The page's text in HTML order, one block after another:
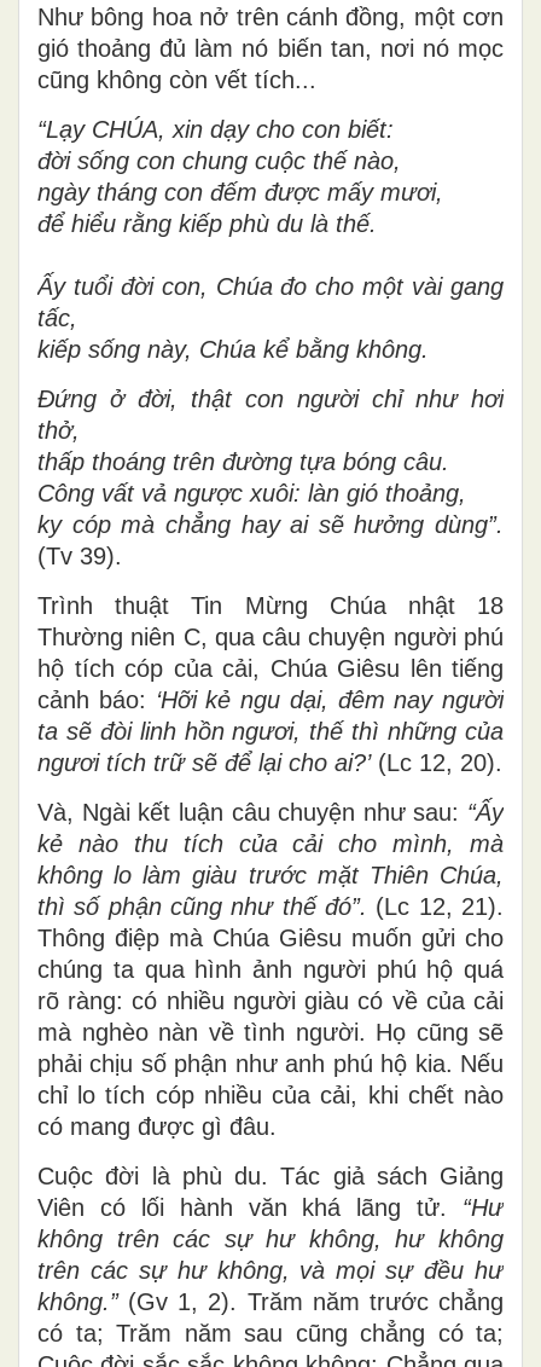
Như bông hoa nở trên cánh đồng, một cơn
gió thoảng đủ làm nó biến tan, nơi nó mọc
cũng không còn vết tích...
“Lạy CHÚA, xin dạy cho con biết:
đời sống con chung cuộc thế nào,
ngày tháng con đếm được mấy mươi,
để hiểu rằng kiếp phù du là thế.
Ấy tuổi đời con, Chúa đo cho một vài gang
tấc,
kiếp sống này, Chúa kể bằng không.
Đứng ở đời, thật con người chỉ như hơi
thở,
thấp thoáng trên đường tựa bóng câu.
Công vất vả ngược xuôi: làn gió thoảng,
ky cóp mà chẳng hay ai sẽ hưởng dùng”.
(Tv 39).
Trình thuật Tin Mừng Chúa nhật 18
Thường niên C, qua câu chuyện người phú
hộ tích cóp của cải, Chúa Giêsu lên tiếng
cảnh báo: ‘Hỡi kẻ ngu dại, đêm nay người
ta sẽ đòi linh hồn ngươi, thế thì những của
ngươi tích trữ sẽ để lại cho ai?’(Lc 12, 20).
Và, Ngài kết luận câu chuyện như sau: “Ấy
kẻ nào thu tích của cải cho mình, mà
không lo làm giàu trước mặt Thiên Chúa,
thì số phận cũng như thế đó”. (Lc 12, 21).
Thông điệp mà Chúa Giêsu muốn gửi cho
chúng ta qua hình ảnh người phú hộ quá
rõ ràng: có nhiều người giàu có về của cải
mà nghèo nàn về tình người. Họ cũng sẽ
phải chịu số phận như anh phú hộ kia. Nếu
chỉ lo tích cóp nhiều của cải, khi chết nào
có mang được gì đâu.
Cuộc đời là phù du. Tác giả sách Giảng
Viên có lối hành văn khá lãng tử. “Hư
không trên các sự hư không, hư không
trên các sự hư không, và mọi sự đều hư
không.” (Gv 1, 2). Trăm năm trước chẳng
có ta; Trăm năm sau cũng chẳng có ta;